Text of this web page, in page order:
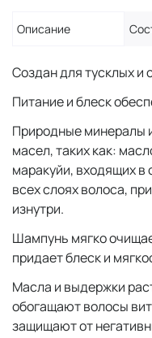
Описание
Создан для тусклых и
Питание и блеск
Природные минералы
масел, таких как:
маракуйи, входящих в
всех слоях волоса,
изнутри.
Шампунь мягко
придает блеск и
Масла и выдержки
обогащают волосы
защищают от